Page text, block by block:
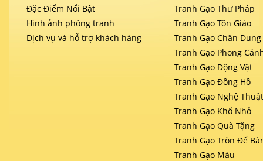
Đặc Điểm Nổi Bật
Hình ảnh phòng tranh
Dịch vụ và hỗ trợ khách hàng
Tranh Gạo Thư Pháp
Tranh Gạo Tôn Giáo
Tranh Gạo Chân Dung
Tranh Gạo Phong
Tranh Gạo Động Vật
Tranh Gạo Đồng Hồ
Tranh Gạo Nghệ
Tranh Gạo Khổ Nhỏ
Tranh Gạo Quà Tặng
Tranh Gạo Tròn Để
Tranh Gạo Màu